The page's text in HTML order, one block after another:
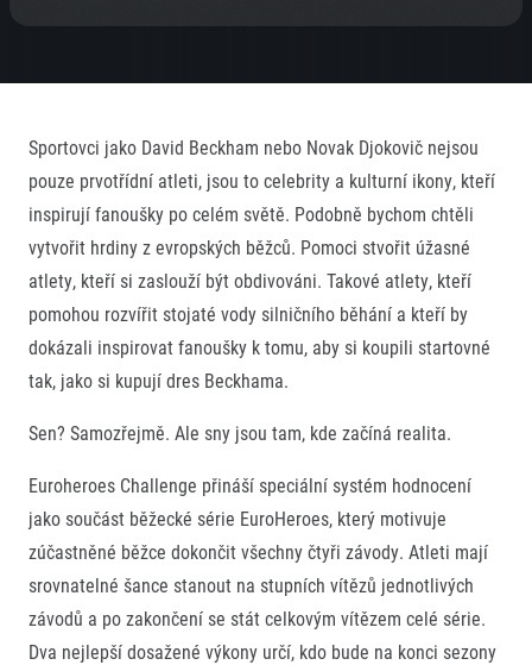
Sportovci jako David Beckham nebo Novak Djokovič nejsou
pouze prvotřídní atleti, jsou to celebrity a kulturní ikony, kteří
inspirují fanoušky po celém světě. Podobně bychom chtěli
vytvořit hrdiny z evropských běžců. Pomoci stvořit úžasné
atlety, kteří si zaslouží být obdivováni. Takové atlety, kteří
pomohou rozvířit stojaté vody silničního běhání a kteří by
dokázali inspirovat fanoušky k tomu, aby si koupili startovné
tak, jako si kupují dres Beckhama.
Sen? Samozřejmě. Ale sny jsou tam, kde začíná realita.
Euroheroes Challenge přináší speciální systém hodnocení
jako součást běžecké série EuroHeroes, který motivuje
zúčastněné běžce dokončit všechny čtyři závody. Atleti mají
srovnatelné šance stanout na stupních vítězů jednotlivých
závodů a po zakončení se stát celkovým vítězem celé série.
Dva nejlepší dosažené výkony určí, kdo bude na konci sezony